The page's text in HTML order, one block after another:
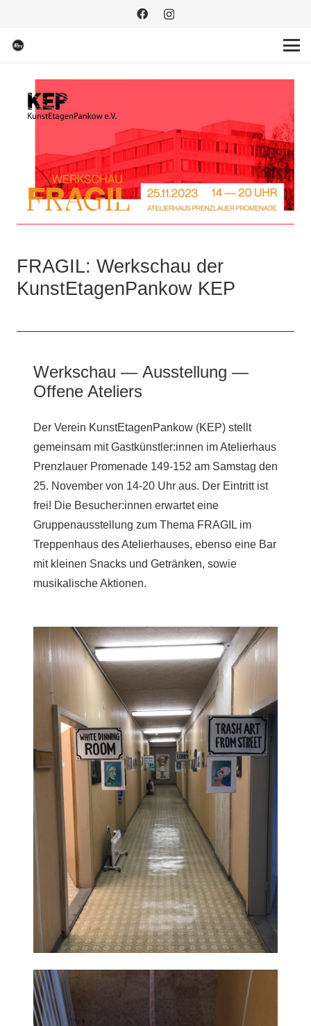
FRAGIL: Werkschau der
KunstEtagenPankow KEP
Werkschau — Ausstellung —
Offene Ateliers
Der Verein KunstEtagenPankow (KEP) stellt
gemeinsam mit Gastkünstler:innen im Atelierhaus
Prenzlauer Promenade 149-152 am Samstag den
25. November von 14-20 Uhr aus. Der Eintritt ist
frei! Die Besucher:innen erwartet eine
Gruppenausstellung zum Thema FRAGIL im
Treppenhaus des Atelierhauses, ebenso eine Bar
mit kleinen Snacks und Getränken, sowie
musikalische Aktionen.